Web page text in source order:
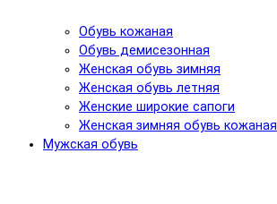
Обувь кожаная
Обувь демисезонная
Женская обувь зимняя
Женская обувь летняя
Женские широкие сапоги
Женская зимняя обувь кожаная
Мужская обувь